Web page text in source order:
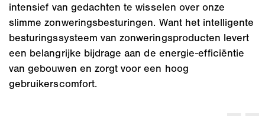
intensief van gedachten te wisselen over onze
slimme zonweringsbesturingen. Want het intelligente
besturingssysteem van zonweringsproducten levert
een belangrijke bijdrage aan de energie-efficiëntie
van gebouwen en zorgt voor een hoog
gebruikerscomfort.